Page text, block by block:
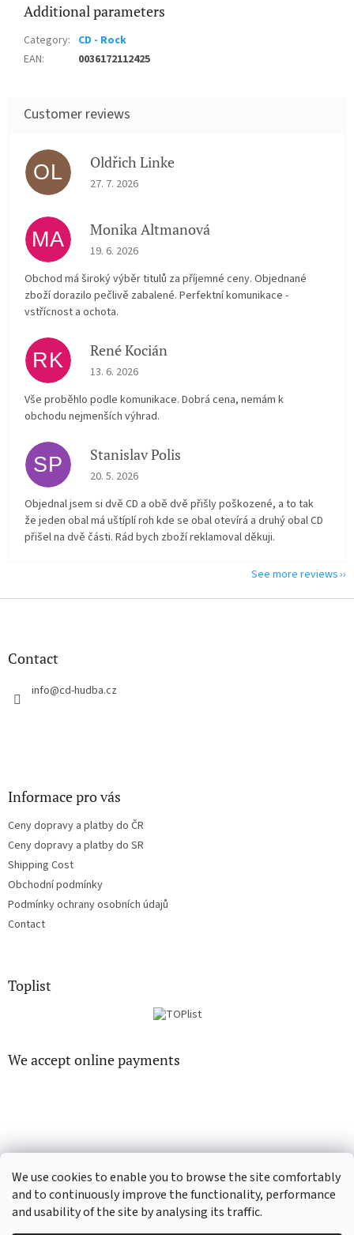
We use cookies to enable you to browse the site comfortably
and to continuously improve the functionality, performance
and usability of the site by analysing its traffic.
Additional parameters
Category: CD - Rock
EAN: 0036172112425
OL Oldřich Linke
The store rating is 5 out of 5 stars.
27. 7. 2026
MA Monika Altmanová
The store rating is 5 out of 5 stars.
19. 6. 2026
Obchod má široký výběr titulů za příjemné ceny. Objednané
zboží dorazilo pečlivě zabalené. Perfektní komunikace -
vstřícnost a ochota.
RK René Kocián
The store rating is 5 out of 5 stars.
13. 6. 2026
Vše proběhlo podle komunikace. Dobrá cena, nemám k
obchodu nejmenších výhrad.
SP Stanislav Polis
The store rating is 2 out of 5 stars.
20. 5. 2026
Objednal jsem si dvě CD a obě dvě přišly poškozené, a to tak
že jeden obal má uštíplí roh kde se obal otevírá a druhý obal CD
přišel na dvě části. Rád bych zboží reklamoval děkuji.
See more reviews
F
Contact
info@cd-hudba.cz
Informace pro vás
Ceny dopravy a platby do ČR
Ceny dopravy a platby do SR
Shipping Cost
Obchodní podmínky
Podmínky ochrany osobních údajů
Contact
Toplist
We accept online payments